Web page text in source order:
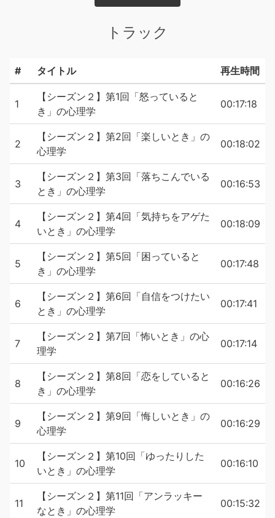
ぐ仕事で使える心理学メソッドを解説！
【シーズン１】"ビジネスの現場"で必ず役に立つ実践的な
【シーズン２】日々の暮らしで生まれる“感情”との付き合
い方がわかる心理学を解説！
◆パーソナリティ：内藤誼人／南雲希美
◆スキット出演：相澤美月／福田茜／紀和希／工藤翔大
／髙浦祐歩／知野心奏／長坂颯夏／眞田萌衣／安部舞衣子
／森真白／石橋遊
◇◇心理学をもっと学びたいあなたにオススメ◇◇
『「人たらし」のブラック心理術』
https://audiobook.jp/product/235916）
『「話し方」で人を動かす「超」心理術』
（https://audiobook.jp/product/134544）
『成功者の習慣が身につく「超」心理術』
https://audiobook.jp/product/110166
『お金持ちの習慣が身につく「超」心理術』
（https://audiobook.jp/product/122155）
『「図太い神経」をつくる本―「打たれ強くなる」心理
https://audiobook.jp/product/155078
『「不安イライラクヨクヨ」がなくなる本』
（https://audiobook.jp/product/62739）
『人は「暗示」で9割動く!』
（https://audiobook.jp/product/43600
『今日から「暗示」で心がラクになる!』
（https://audiobook.jp/product/45111）
『世界最先端の研究が教える すごい心理学』
https://audiobook.jp/product/260402 ）
トラック
# タイトル 再生時間
1
【シーズン２】第1回「怒っていると
き」の心理学
00:17:18
2
【シーズン２】第2回「楽しいとき」の
心理学
00:18:02
3
【シーズン２】第3回「落ちこんでいる
とき」の心理学
00:16:53
4
【シーズン２】第4回「気持ちをアゲた
いとき」の心理学
00:18:09
5
【シーズン２】第5回「困っていると
き」の心理学
00:17:48
6
【シーズン２】第6回「自信をつけたい
とき」の心理学
00:17:41
7
【シーズン２】第7回「怖いとき」の心
理学
00:17:14
8
【シーズン２】第8回「恋をしていると
き」の心理学
00:16:26
9
【シーズン２】第9回「悔しいとき」の
心理学
00:16:29
10
【シーズン２】第10回「ゆったりした
いとき」の心理学
00:16:10
11
【シーズン２】第11回「アンラッキー
なとき」の心理学
00:15:32